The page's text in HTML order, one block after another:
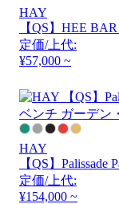
HAY
【QS】HEE
定価/上代:
¥57,000 ~
HAY
【QS】Palissade
定価/上代:
¥154,000 ~